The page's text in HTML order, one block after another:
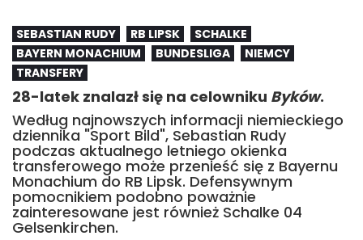
SEBASTIAN RUDY RB LIPSK
SCHALKE
BAYERN MONACHIUM
BUNDESLIGA
NIEMCY
TRANSFERY
28-latek znalazł się na celowniku Byków.
Według najnowszych informacji niemieckiego
dziennika "Sport Bild", Sebastian Rudy
podczas aktualnego letniego okienka
transferowego może przenieść się z Bayernu
Monachium do RB Lipsk. Defensywnym
pomocnikiem podobno poważnie
zainteresowane jest również Schalke 04
Gelsenkirchen.